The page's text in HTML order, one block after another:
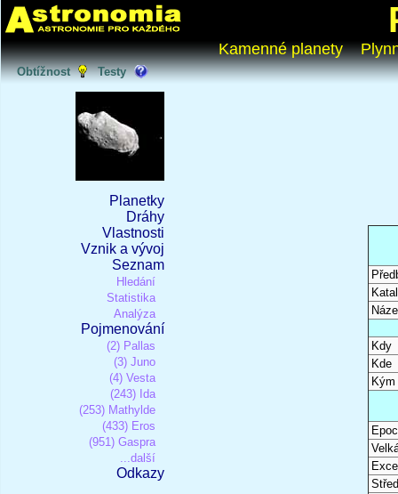
Kamenné planety
Obtížnost Testy
Planetky
Dráhy
Vlastnosti
Vznik a vývoj
Seznam
Hledání
Statistika
Analýza
Pojmenování
(2) Pallas
(3) Juno
(4) Vesta
(243) Ida
(253) Mathylde
(433) Eros
(951) Gaspra
...další
Odkazy
Kdy
Kde
Kým